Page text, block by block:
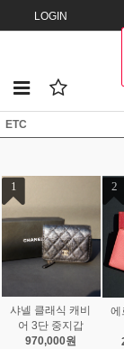
LOGIN
ETC
1
샤넬 클래식 캐비
어 3단 중지갑
970,000원
2
에